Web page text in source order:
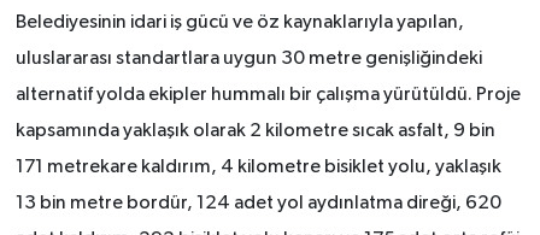
Belediyesinin idari iş gücü ve öz kaynaklarıyla yapılan,
uluslararası standartlara uygun 30 metre genişliğindeki
alternatif yolda ekipler hummalı bir çalışma yürütüldü. Proje
kapsamında yaklaşık olarak 2 kilometre sıcak asfalt, 9 bin
171 metrekare kaldırım, 4 kilometre bisiklet yolu, yaklaşık
13 bin metre bordür, 124 adet yol aydınlatma direği, 620